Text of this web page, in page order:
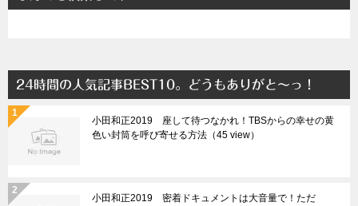
24時間の人気記事BEST10。どうもありがと～っ！
小田和正2019 座して待つなかれ！TBSからの幸せの黄
色い封筒を呼び寄せる方法（45 view）
小田和正2019 密着ドキュメントは大音量で！ただ